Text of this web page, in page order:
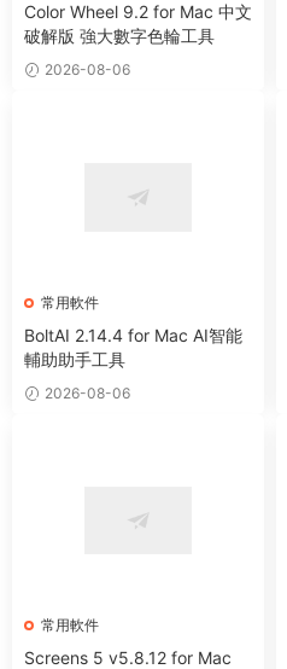
Color Wheel 9.2 for Mac 中文
破解版 強大數字色輪工具
2026-08-06
常用軟件
BoltAI 2.14.4 for Mac AI智能
輔助助手工具
2026-08-06
常用軟件
Screens 5 v5.8.12 for Mac